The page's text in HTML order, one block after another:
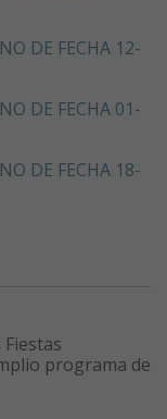
DE FECHA 12-
DE FECHA 01-
DE FECHA 18-
programa de